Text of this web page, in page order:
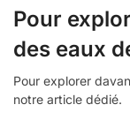
Pour
des eaux
Pour explorer
notre article dédié.